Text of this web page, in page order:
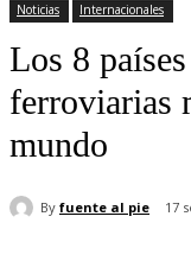
Noticias Internacionales
Los 8
ferroviarias
mundo
By fuente al pie 17